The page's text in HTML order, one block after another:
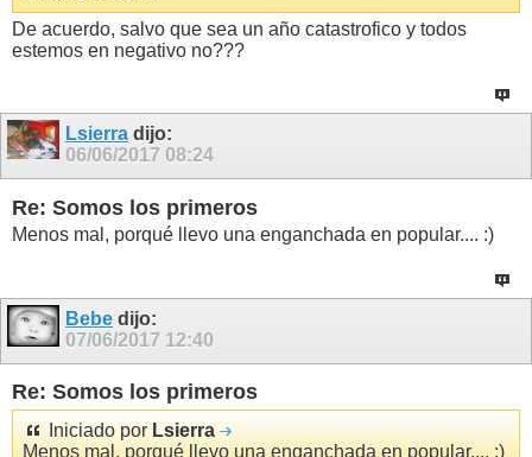
De acuerdo, salvo que sea un año catastrofico y todos
estemos en negativo no???
Lsierra dijo:
06/06/2017 08:24
Re: Somos los primeros
Menos mal, porqué llevo una enganchada en popular.... :)
Bebe dijo:
07/06/2017 12:40
Re: Somos los primeros
Iniciado por Lsierra
Menos mal, porqué llevo una enganchada en popular.... :)